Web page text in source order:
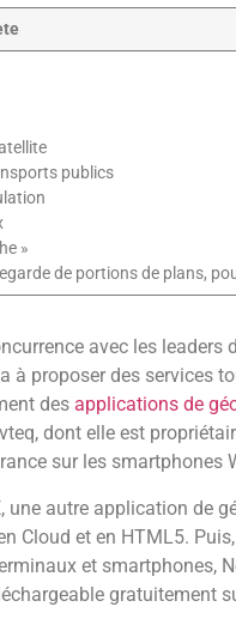
publics
»
de portions de plans,
avec les
à proposer des services
des applications de
dont elle est
sur les smartphones
une autre application de
Cloud et en HTML5.
et smartphones,
gratuitement